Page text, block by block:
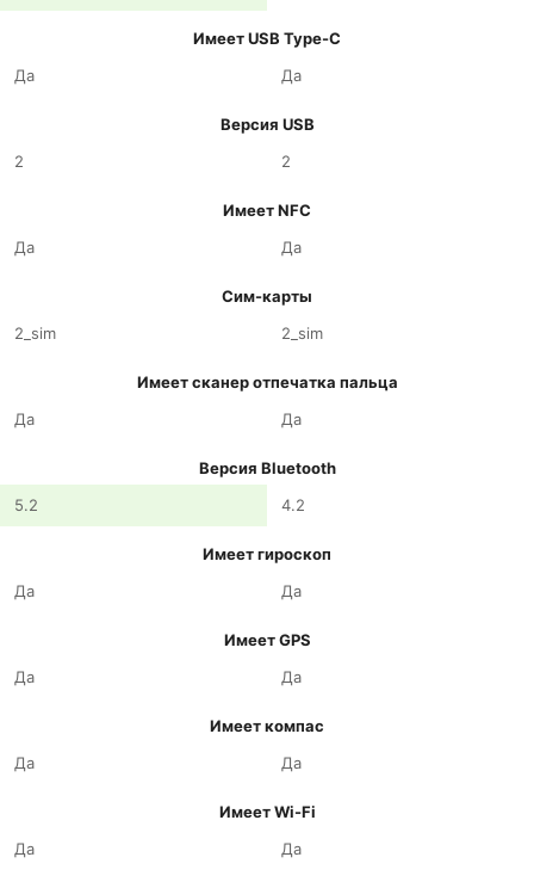
Имеет USB Type-C
Да
Да
Версия USB
2
2
Имеет NFC
Да
Да
Сим-карты
2_sim
2_sim
Имеет сканер отпечатка пальца
Да
Да
Версия Bluetooth
5.2
4.2
Имеет гироскоп
Да
Да
Имеет GPS
Да
Да
Имеет компас
Да
Да
Имеет Wi-Fi
Да
Да